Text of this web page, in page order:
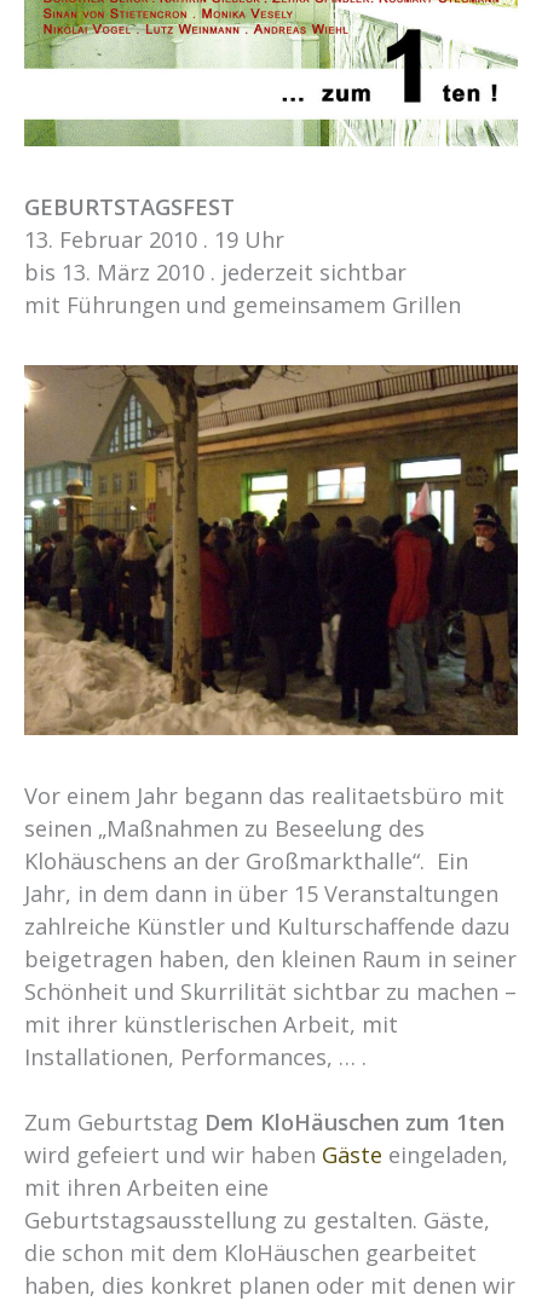
GEBURTSTAGSFEST
13. Februar 2010 . 19 Uhr
bis 13. März 2010 . jederzeit sichtbar
mit Führungen und gemeinsamem Grillen
Vor einem Jahr begann das realitaetsbüro mit
seinen „Maßnahmen zu Beseelung des
Klohäuschens an der Großmarkthalle“. Ein
Jahr, in dem dann in über 15 Veranstaltungen
zahlreiche Künstler und Kulturschaffende dazu
beigetragen haben, den kleinen Raum in seiner
Schönheit und Skurrilität sichtbar zu machen –
mit ihrer künstlerischen Arbeit, mit
Installationen, Performances, … .
Zum Geburtstag Dem KloHäuschen zum 1ten
wird gefeiert und wir haben Gäste eingeladen,
mit ihren Arbeiten eine
Geburtstagsausstellung zu gestalten. Gäste,
die schon mit dem KloHäuschen gearbeitet
haben, dies konkret planen oder mit denen wir